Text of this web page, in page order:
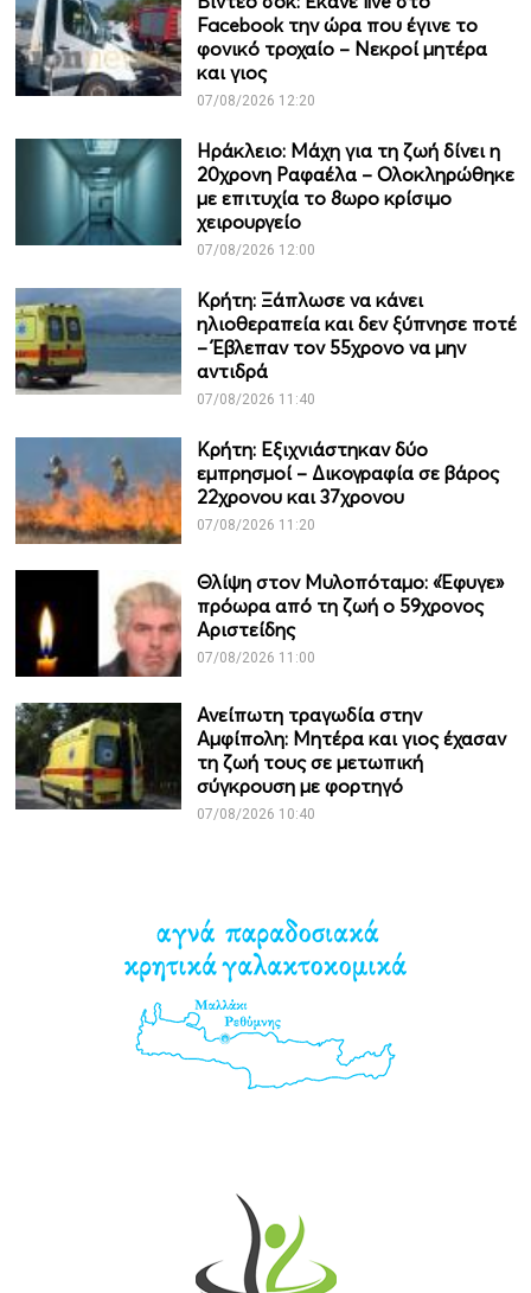
Facebook την ώρα που έγινε το
φονικό τροχαίο – Νεκροί μητέρα
και γιος
07/08/2026 12:20
Ηράκλειο: Μάχη για τη ζωή δίνει η
20χρονη Ραφαέλα – Ολοκληρώθηκε
με επιτυχία το 8ωρο κρίσιμο
χειρουργείο
07/08/2026 12:00
Κρήτη: Ξάπλωσε να κάνει
ηλιοθεραπεία και δεν ξύπνησε ποτέ
– Έβλεπαν τον 55χρονο να μην
αντιδρά
07/08/2026 11:40
Κρήτη: Εξιχνιάστηκαν δύο
εμπρησμοί – Δικογραφία σε βάρος
22χρονου και 37χρονου
07/08/2026 11:20
Θλίψη στον Μυλοπόταμο: «Έφυγε»
πρόωρα από τη ζωή ο 59χρονος
Αριστείδης
07/08/2026 11:00
Ανείπωτη τραγωδία στην
Αμφίπολη: Μητέρα και γιος έχασαν
τη ζωή τους σε μετωπική
σύγκρουση με φορτηγό
07/08/2026 10:40